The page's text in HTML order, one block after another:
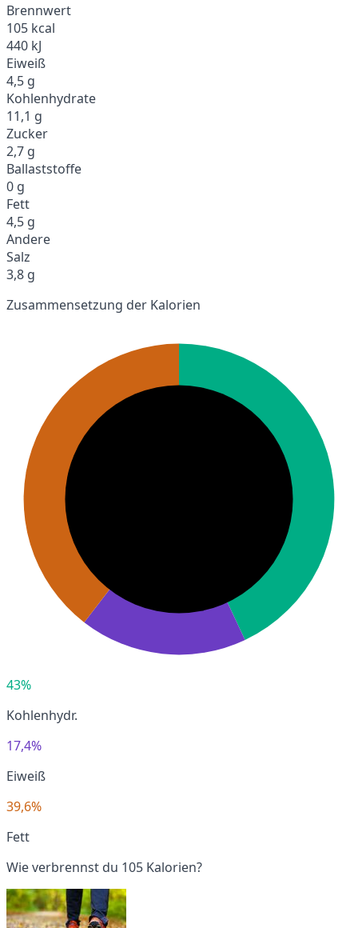
Brennwert
105 kcal
440 kJ
Eiweiß
4,5 g
Kohlenhydrate
11,1 g
Zucker
2,7 g
Ballaststoffe
0 g
Fett
4,5 g
Andere
Salz
3,8 g
Zusammensetzung der Kalorien
43%
Kohlenhydr.
17,4%
Eiweiß
39,6%
Fett
Wie verbrennst du 105 Kalorien?